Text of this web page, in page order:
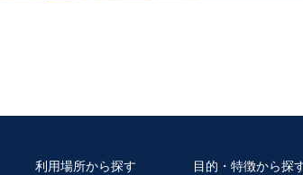
利用場所から探す 目的・特徴から探